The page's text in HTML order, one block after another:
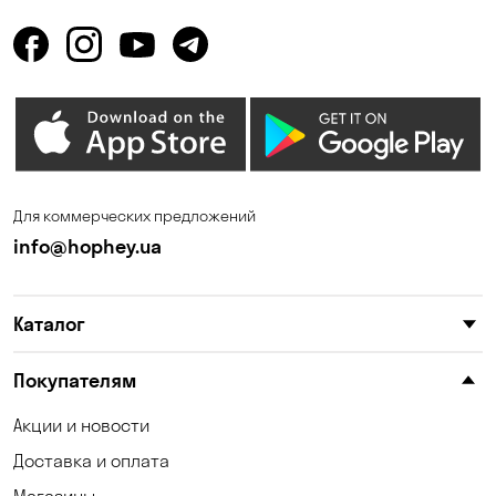
Днепр
Ирпень Калиновка
Карнауховка
Котовка
Красноселка
Кривой Рог
Для коммерческих предложений
info@hophey.ua
Каталог
Покупателям
Акции и новости
Доставка и оплата